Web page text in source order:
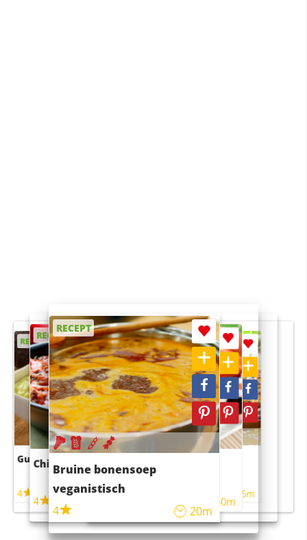
RECEPT
Guacamole
4
RECEPT
Chili con carne
4
RECEPT
Bruine bonensoep
veganistisch
4
20m
RECEPT
Sushi rijstsalade
maaltijdsalade
40m
RECEPT
4 55m